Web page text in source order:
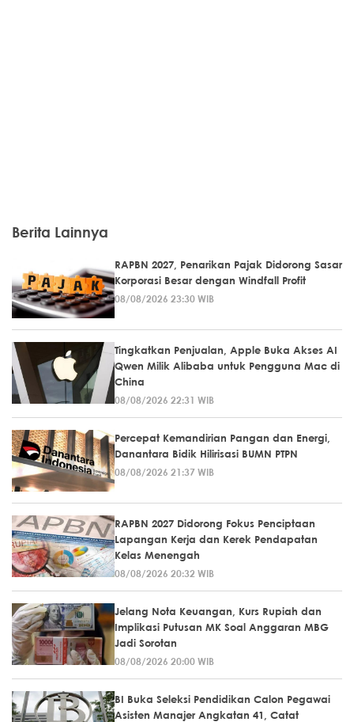
Berita Lainnya
RAPBN 2027, Penarikan Pajak Didorong Sasar
Korporasi Besar dengan Windfall Profit
08/08/2026 23:30 WIB
Tingkatkan Penjualan, Apple Buka Akses AI
Qwen Milik Alibaba untuk Pengguna Mac di
China
08/08/2026 22:31 WIB
Percepat Kemandirian Pangan dan Energi,
Danantara Bidik Hilirisasi BUMN PTPN
08/08/2026 21:37 WIB
RAPBN 2027 Didorong Fokus Penciptaan
Lapangan Kerja dan Kerek Pendapatan
Kelas Menengah
08/08/2026 20:32 WIB
Jelang Nota Keuangan, Kurs Rupiah dan
Implikasi Putusan MK Soal Anggaran MBG
Jadi Sorotan
08/08/2026 20:00 WIB
BI Buka Seleksi Pendidikan Calon Pegawai
Asisten Manajer Angkatan 41, Catat